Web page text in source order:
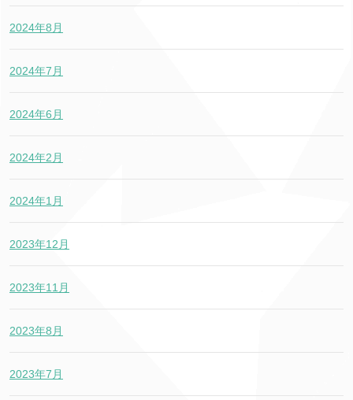
2024年8月
2024年7月
2024年6月
2024年2月
2024年1月
2023年12月
2023年11月
2023年8月
2023年7月